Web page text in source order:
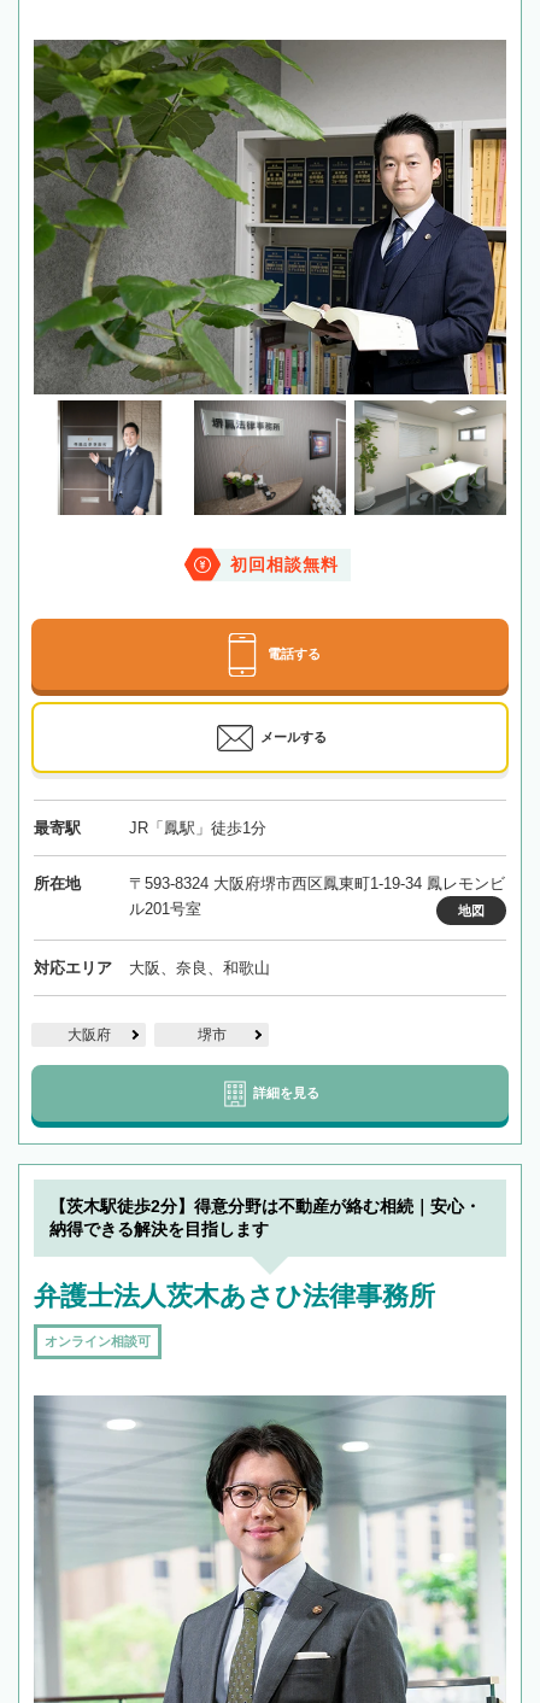
初回相談無料
電話する
メールする
最寄駅 JR「鳳駅」徒歩1分
所在地
〒593-8324 大阪府堺市西区鳳東町1-19-34 鳳レモンビ
ル201号室
地図
対応エリア 大阪、奈良、和歌山
大阪府 堺市
詳細を見る
【茨木駅徒歩2分】得意分野は不動産が絡む相続｜安心・
納得できる解決を目指します
弁護士法人茨木あさひ法律事務所
オンライン相談可